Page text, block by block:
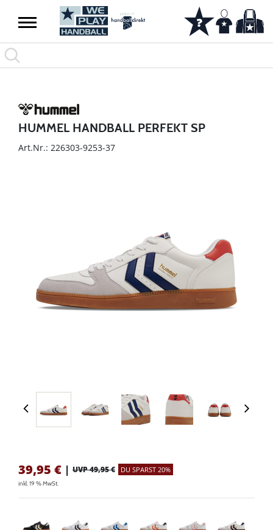
HUMMEL HANDBALL PERFEKT SP
Art.Nr.: 226303-9253-37
39,95 € | UVP 49,95 € DU SPARST 20%
inkl. 19 % MwSt.